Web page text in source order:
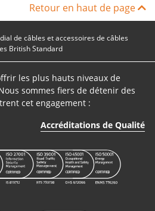
Retour en haut de page
de câbles et accessoires de câbles
British Standard
les plus hauts niveaux de
sommes fiers de détenir des
cet engagement :
Accréditations de Qualité